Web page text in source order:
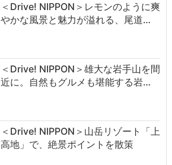
＜Drive! NIPPON＞レモンのように爽
やかな風景と魅力が溢れる、尾道…
＜Drive! NIPPON＞雄大な岩手山を間
近に。自然もグルメも堪能する岩…
＜Drive! NIPPON＞山岳リゾート「上
高地」で、絶景ポイントを散策